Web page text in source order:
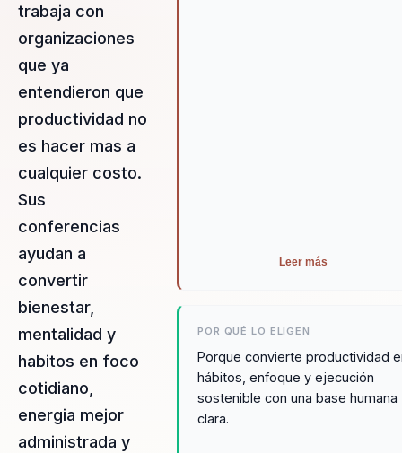
trabaja con
organizaciones
que ya
entendieron que
productividad no
es hacer mas a
cualquier costo.
Sus
conferencias
ayudan a
convertir
bienestar,
mentalidad y
habitos en foco
cotidiano,
energia mejor
administrada y
Leer más
POR QUÉ LO ELIGEN
Porque convierte productividad
hábitos, enfoque y ejecución
sostenible con una base humana
clara.